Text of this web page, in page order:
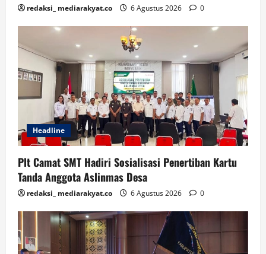
redaksi_ mediarakyat.co 6 Agustus 2026 0
Headline
Plt Camat SMT Hadiri Sosialisasi Penertiban Kartu
Tanda Anggota Aslinmas Desa
redaksi_ mediarakyat.co 6 Agustus 2026 0